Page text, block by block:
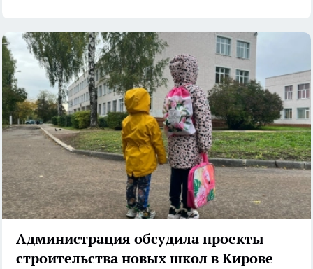
Администрация обсудила проекты
строительства новых школ в Кирове